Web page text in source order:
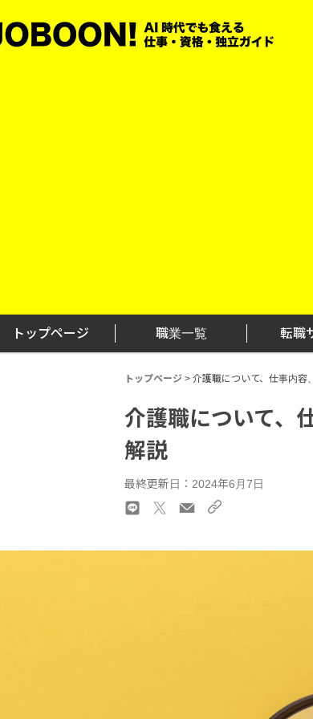
トップページ 職業一覧 転職
トップページ > 介護職について、仕事内容
介護職について、
解説
最終更新日：2024年6月7日